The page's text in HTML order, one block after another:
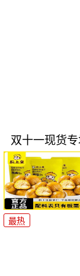
双十一现货
最热